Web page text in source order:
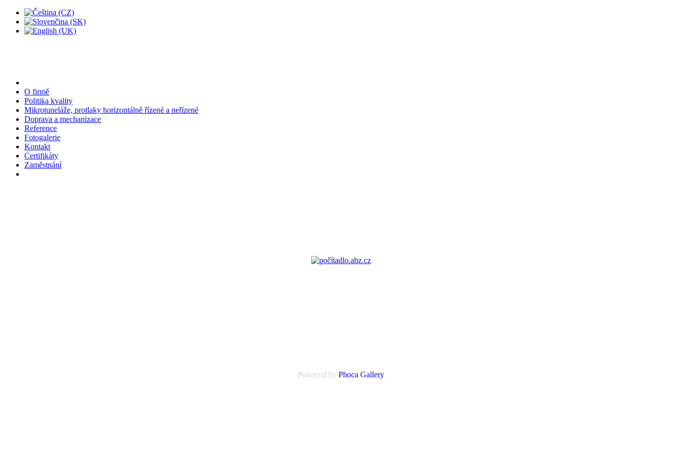
O firmě
Politika kvality
Mikrotuneláže, protlaky horizontálně řízené a neřízené
Doprava a mechanizace
Reference
Fotogalerie
Kontakt
Certifikáty
Zaměstnání
Powered by Phoca Gallery